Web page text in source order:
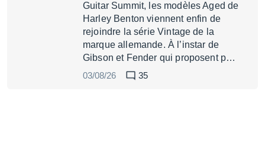
Guitar Summit, les modèles Aged de
Harley Benton viennent enfin de
rejoindre la série Vintage de la
marque allemande. À l’instar de
Gibson et Fender qui proposent p…
03/08/26
35